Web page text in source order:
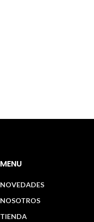
MENU
NOVEDADES
NOSOTROS
TIENDA